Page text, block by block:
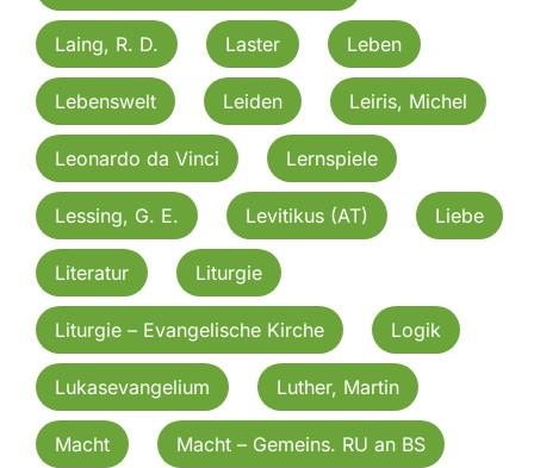
Laing, R. D. Laster Leben
Lebenswelt Leiden Leiris, Michel
Leonardo da Vinci Lernspiele
Lessing, G. E. Levitikus (AT) Liebe
Literatur Liturgie
Liturgie – Evangelische Kirche Logik
Lukasevangelium Luther, Martin
Macht Macht – Gemeins. RU an BS